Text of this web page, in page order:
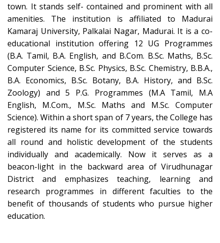
town. It stands self- contained and prominent with all
amenities. The institution is affiliated to Madurai
Kamaraj University, Palkalai Nagar, Madurai. It is a co-
educational institution offering 12 UG Programmes
(B.A. Tamil, B.A. English, and B.Com. B.Sc. Maths, B.Sc.
Computer Science, B.Sc. Physics, B.Sc. Chemistry, B.B.A.,
B.A. Economics, B.Sc. Botany, B.A. History, and B.Sc.
Zoology) and 5 P.G. Programmes (M.A Tamil, M.A
English, M.Com., M.Sc. Maths and M.Sc. Computer
Science). Within a short span of 7 years, the College has
registered its name for its committed service towards
all round and holistic development of the students
individually and academically. Now it serves as a
beacon-light in the backward area of Virudhunagar
District and emphasizes teaching, learning and
research programmes in different faculties to the
benefit of thousands of students who pursue higher
education.